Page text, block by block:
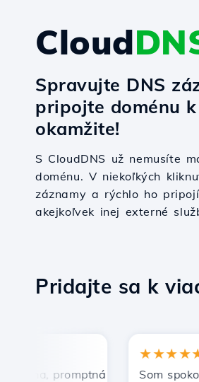
Cloud
Spravujte DNS
pripojte doménu k
okamžite!
S CloudDNS už nemusíte
doménu. V niekoľkých
záznamy a rýchlo ho
akejkoľvek inej externé
Pridajte sa k
promptná a efektívna
★★★★★
Som